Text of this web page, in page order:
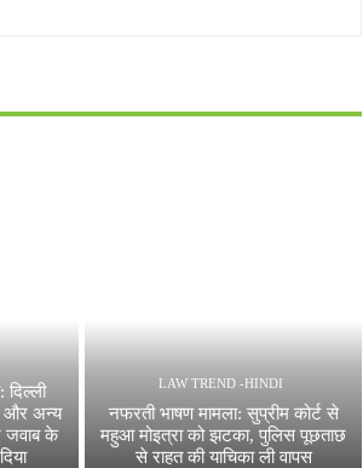
दिल्ली
और अन्य
जवाब के
LAW TREND -HINDI
नफरती भाषण मामला: सुप्रीम कोर्ट से
महुआ मोइत्रा को झटका, पुलिस पूछताछ
से राहत की याचिका ली वापस